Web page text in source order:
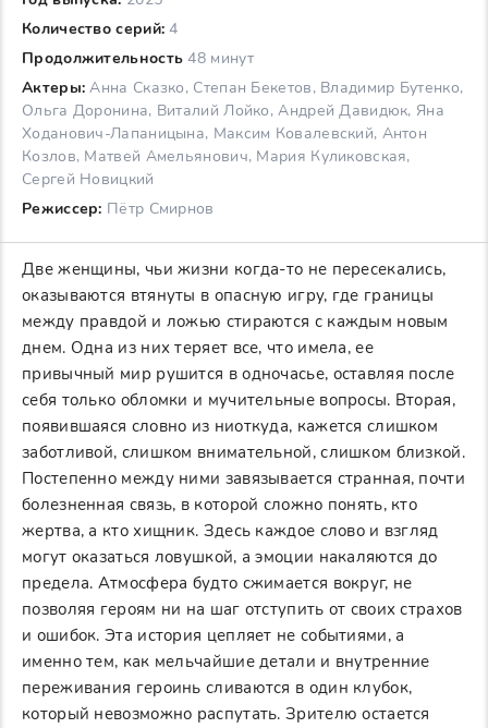
Количество серий: 4
Продолжительность 48 минут
Актеры: Анна Сказко, Степан Бекетов, Владимир Бутенко,
Ольга Доронина, Виталий Лойко, Андрей Давидюк, Яна
Ходанович-Лапаницына, Максим Ковалевский, Антон
Козлов, Матвей Амельянович, Мария Куликовская,
Сергей Новицкий
Режиссер: Пётр Смирнов
Две женщины, чьи жизни когда-то не пересекались,
оказываются втянуты в опасную игру, где границы
между правдой и ложью стираются с каждым новым
днем. Одна из них теряет все, что имела, ее
привычный мир рушится в одночасье, оставляя после
себя только обломки и мучительные вопросы. Вторая,
появившаяся словно из ниоткуда, кажется слишком
заботливой, слишком внимательной, слишком близкой.
Постепенно между ними завязывается странная, почти
болезненная связь, в которой сложно понять, кто
жертва, а кто хищник. Здесь каждое слово и взгляд
могут оказаться ловушкой, а эмоции накаляются до
предела. Атмосфера будто сжимается вокруг, не
позволяя героям ни на шаг отступить от своих страхов
и ошибок. Эта история цепляет не событиями, а
именно тем, как мельчайшие детали и внутренние
переживания героинь сливаются в один клубок,
который невозможно распутать. Зрителю остается